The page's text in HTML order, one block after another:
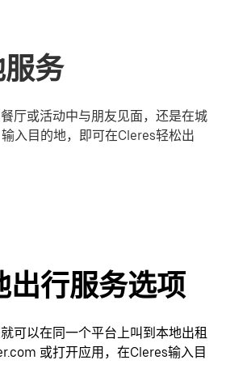
务
厅或活动中与朋友见面，还是在城
入目的地，即可在Cleres轻松出
出行服务选项
可以在同一个平台上叫到本地出租
或打开应用，在Cleres输入目